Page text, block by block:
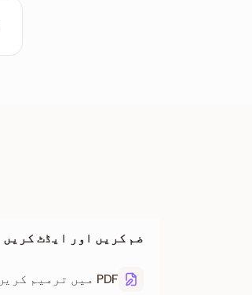
ضم کریں اور ایڈٹ کریں
PDF میں ترمیم کریں